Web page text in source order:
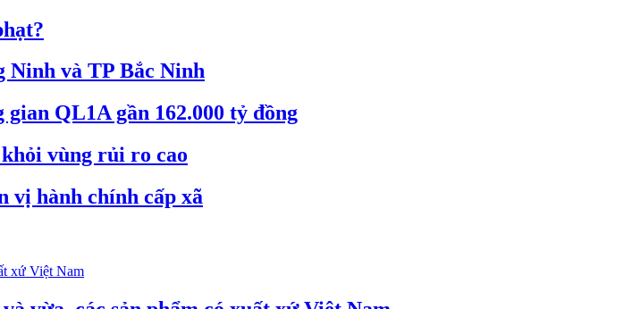
Ninh và TP Bắc Ninh
QL1A gần 162.000 tỷ đồng
vùng rủi ro cao
vị hành chính cấp xã